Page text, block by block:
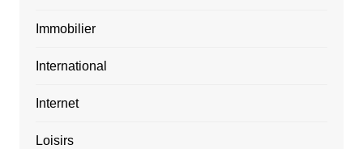
Immobilier
International
Internet
Loisirs